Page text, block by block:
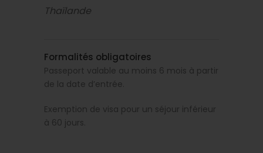
Thaïlande
Formalités obligatoires
Passeport valable au moins 6 mois à partir
de la date d’entrée.
Exemption de visa pour un séjour inférieur
à 60 jours.